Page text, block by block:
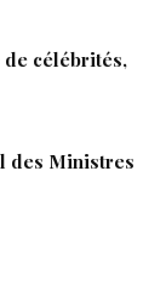
de célébrités,
des Ministres